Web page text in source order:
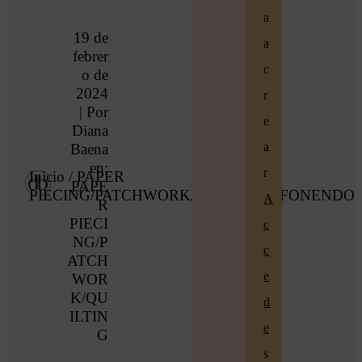
Inicio / PAPER
PIECING/PATCHWORK/QUILTING/ FONENDO
19 de
febrer
o de
2024
| Por
Diana
Baena
en:
PAPE
R
PIECI
NG/P
ATCH
WOR
K/QU
ILTIN
G
a
a
c
r
e
a
r
A
c
c
e
d
e
s